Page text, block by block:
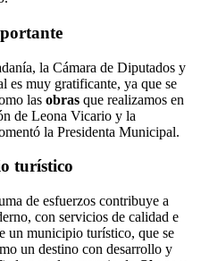
la Cámara de Diputados y
es muy gratificante, ya que se
las obras que realizamos en
de Leona Vicario y la
la Presidenta Municipal.
turístico
de esfuerzos contribuye a
con servicios de calidad e
un municipio turístico, que se
un destino con desarrollo y